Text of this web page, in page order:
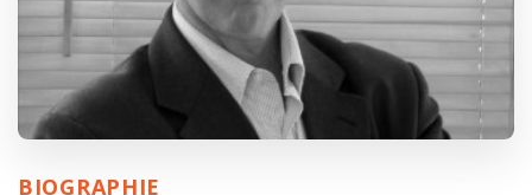
BIOGRAPHIE